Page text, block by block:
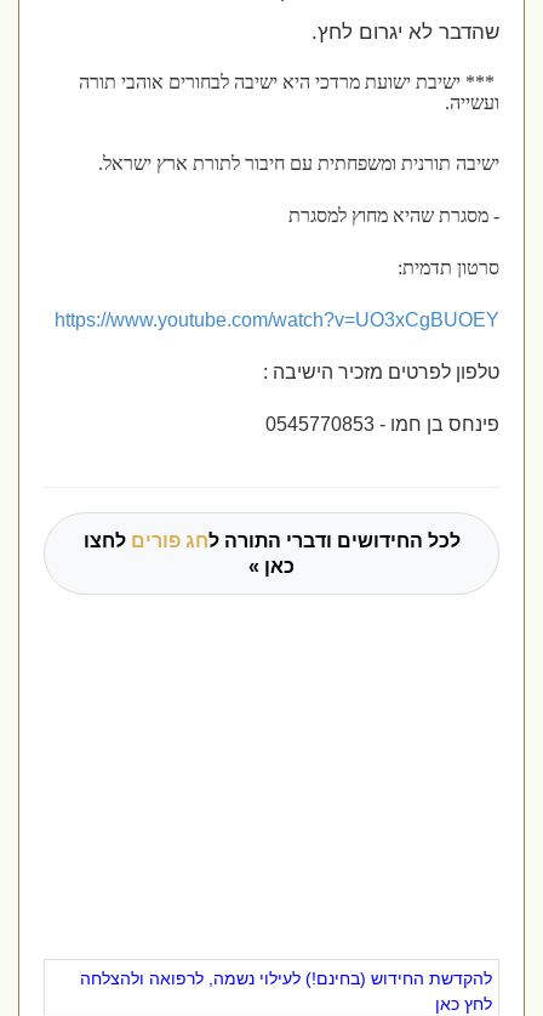
שהדבר לא יגרום לחץ.
*** ישיבת ישועת מרדכי היא ישיבה לבחורים אוהבי תורה
ועשייה.
ישיבה תורנית ומשפחתית עם חיבור לתורת ארץ ישראל.
- מסגרת שהיא מחוץ למסגרת
סרטון תדמית:
https://www.youtube.com/watch?v=UO3xCgBUOEY
טלפון לפרטים מזכיר הישיבה :
פינחס בן חמו - 0545770853
לכל החידושים ודברי התורה לחג פוריםלחצו
כאן »
להקדשת החידוש (בחינם!) לעילוי נשמה, לרפואה ולהצלחה
לחץ כאן